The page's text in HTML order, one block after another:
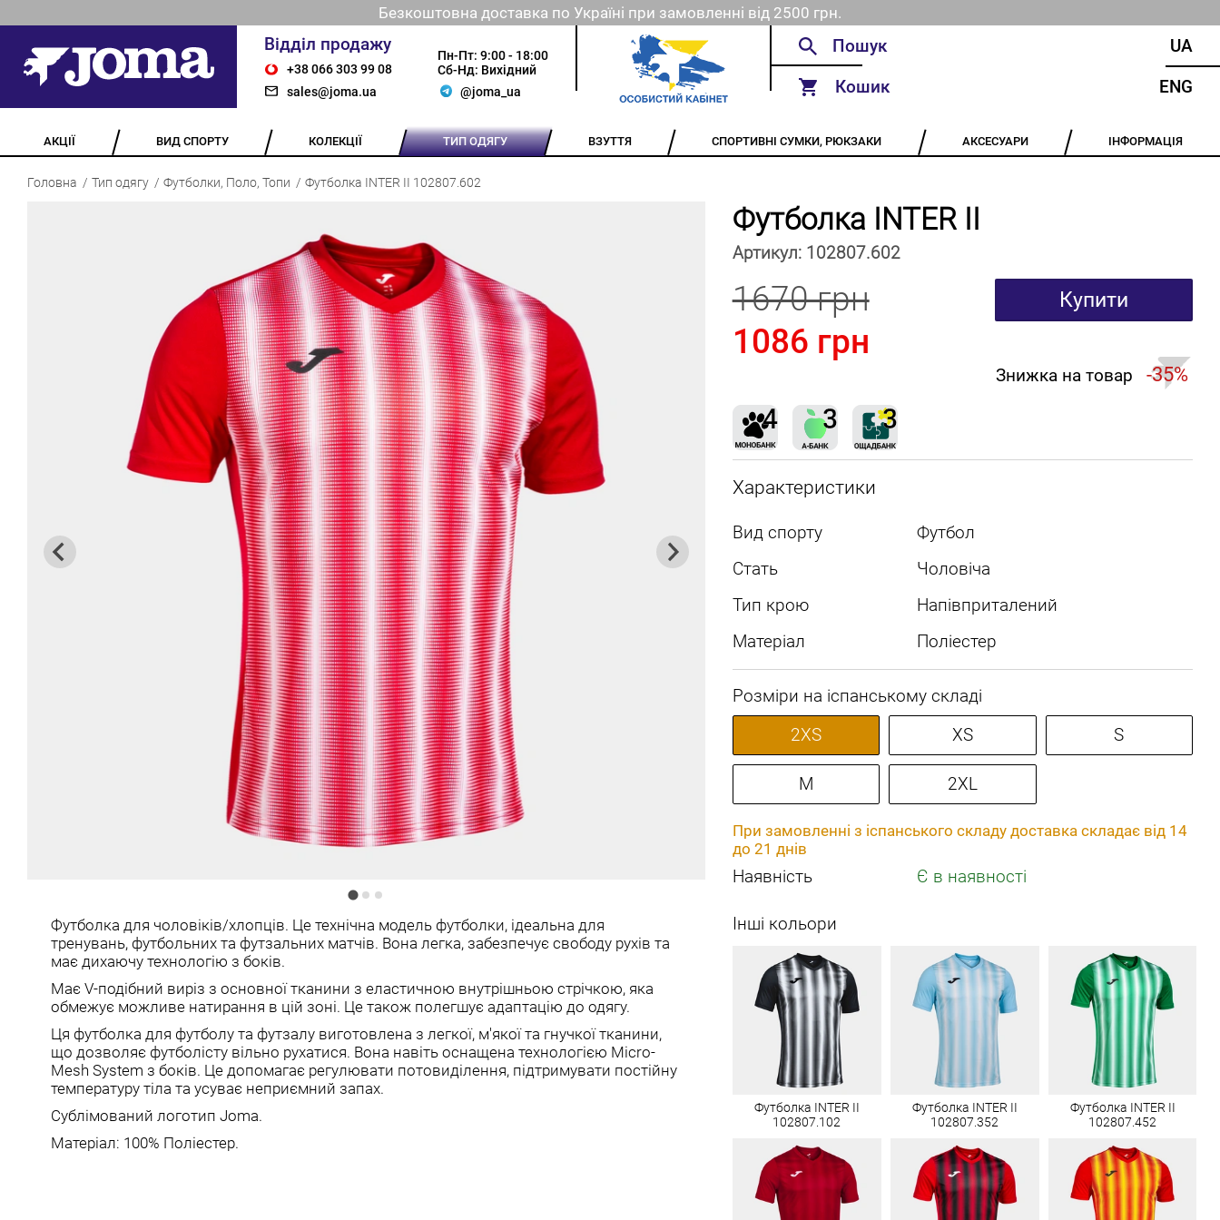
Безкоштовна доставка по Україні при замовленні від 2500 грн.
Відділ продажу
+38 066 303 99 08
sales@joma.ua
Пн-Пт: 9:00 - 18:00
Сб-Нд: Вихідний
@joma_ua
Кошик
UA
ENG
АКЦІЇ ВИД СПОРТУ КОЛЕКЦІЇ ТИП ОДЯГУ ВЗУТТЯ СПОРТИВНІ СУМКИ, РЮКЗАКИ АКСЕСУАРИ ІНФОРМАЦІЯ
Головна Тип одягу Футболки, Поло, Топи Футболка INTER II 102807.602
Футболка для чоловіків/хлопців. Це технічна модель футболки, ідеальна для
тренувань, футбольних та футзальних матчів. Вона легка, забезпечує свободу рухів та
має дихаючу технологію з боків.
Має V-подібний виріз з основної тканини з еластичною внутрішньою стрічкою, яка
обмежує можливе натирання в цій зоні. Це також полегшує адаптацію до одягу.
Ця футболка для футболу та футзалу виготовлена ​​з легкої, м'якої та гнучкої тканини,
що дозволяє футболісту вільно рухатися. Вона навіть оснащена технологією Micro-
Mesh System з боків. Це допомагає регулювати потовиділення, підтримувати постійну
температуру тіла та усуває неприємний запах.
Сублімований логотип Joma.
Матеріал: 100% Поліестер.
Футболка INTER II
Артикул: 102807.602
1670 грн
1086 грн
Купити
Знижка на товар -35%
Характеристики
Вид спорту
Футбол
Стать
Чоловіча
Тип крою
Напівприталений
Матеріал
Поліестер
Розміри на іспанському складі
2XS
XS S
M 2XL
При замовленні з іспанського складу доставка складає від 14
до 21 днів
Наявність Є в наявності
Інші кольори
Футболка INTER II
102807.102
Футболка INTER II
102807.352
Футболка INTER II
102807.452